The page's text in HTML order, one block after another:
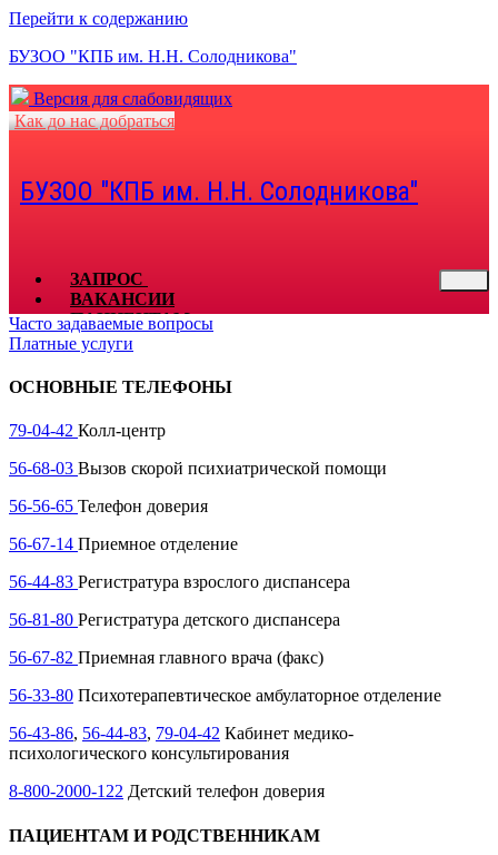
Перейти к содержанию
БУЗОО "КПБ им. Н.Н. Солодникова"
Версия для слабовидящих
Как до нас добраться
БУЗОО "КПБ им. Н.Н. Солодникова"
ЗАПРОС
ВАКАНСИИ
ПАЦИЕНТАМ
СПЕЦИАЛИСТАМ
КОНТАКТЫ
ДОКУМЕНТЫ
ОТЗЫВЫ
ГОРЯЧАЯ ЛИНИЯ
X
Часто задаваемые вопросы
Платные услуги
ОСНОВНЫЕ ТЕЛЕФОНЫ
79-04-42 Колл-центр
56-68-03 Вызов скорой психиатрической помощи
56-56-65 Телефон доверия
56-67-14 Приемное отделение
56-44-83 Регистратура взрослого диспансера
56-81-80 Регистратура детского диспансера
56-67-82 Приемная главного врача (факс)
56-33-80 Психотерапевтическое амбулаторное отделение
56-43-86, 56-44-83, 79-04-42 Кабинет медико-
психологического консультирования
8-800-2000-122 Детский телефон доверия
ПАЦИЕНТАМ И РОДСТВЕННИКАМ​